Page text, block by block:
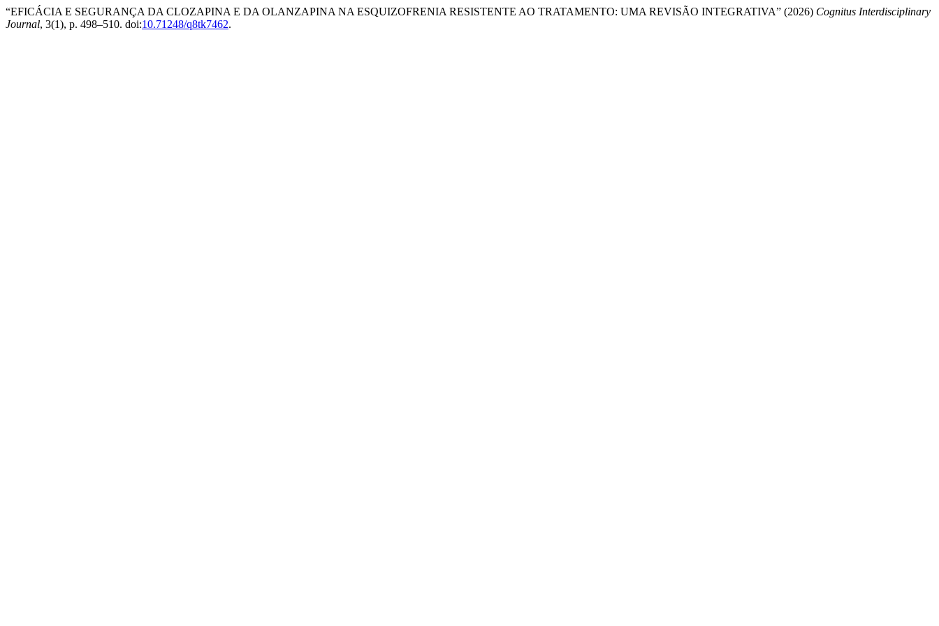
“EFICÁCIA E SEGURANÇA DA CLOZAPINA E DA OLANZAPINA NA ESQUIZOFRENIA RESISTENTE AO TRATAMENTO: UMA REVISÃO INTEGRATIVA” (2026) Cognitus Interdisciplinary
Journal, 3(1), p. 498–510. doi:10.71248/q8tk7462.